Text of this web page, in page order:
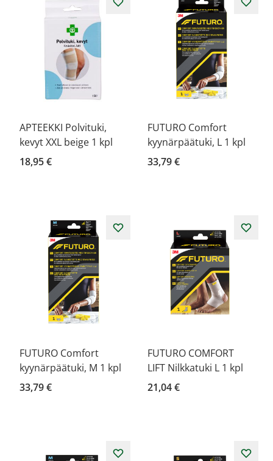
APTEEKKI Polvituki,
kevyt XXL beige 1 kpl
18,95 €
FUTURO Comfort
kyynärpäätuki, L 1 kpl
33,79 €
FUTURO Comfort
kyynärpäätuki, M 1 kpl
33,79 €
FUTURO COMFORT
LIFT Nilkkatuki L 1 kpl
21,04 €